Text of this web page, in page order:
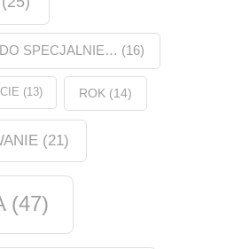
SPECJALNIE… (16)
(13) ROK (14)
(21)
(47)